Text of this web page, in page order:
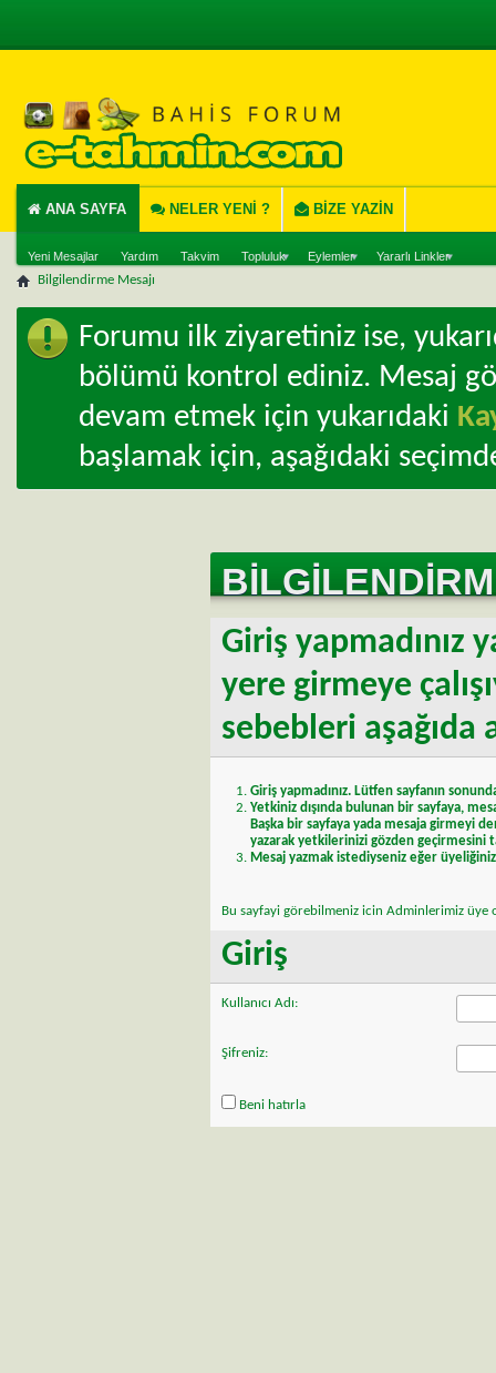
ANA SAYFA
Yeni Mesajlar Yardım Takvim Topluluk Eylemler Yararlı Linkler
NELER YENI ? BIZE YAZIN
Bilgilendirme Mesajı
Forumu ilk ziyaretiniz ise,
bölümü kontrol ediniz. Mesaj
devam etmek için yukarıdaki
başlamak için, aşağıdaki
Giriş yapmadınız
yere girmeye
sebebleri aşağıda
Giriş yapmadınız. Lütfen sayfanın
Yetkiniz dışında bulunan bir sayfaya,
Başka bir sayfaya yada mesaja girmeyi
yazarak yetkilerinizi gözden geçirmesini
Mesaj yazmak istediyseniz eğer
Bu sayfayi görebilmeniz icin Adminlerimiz üye
Giriş
Kullanıcı Adı:
Şifreniz:
Beni hatırla